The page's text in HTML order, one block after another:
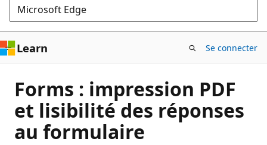
Microsoft Edge
Learn Se connecter
Forms : impression PDF
et lisibilité des réponses
au formulaire